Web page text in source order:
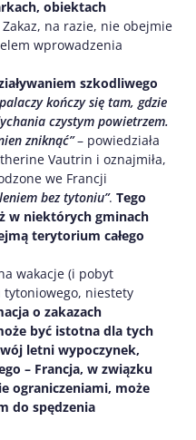
obiektach
Zakaz, na razie, nie obejmie
wprowadzenia
szkodliwego
kończy się tam, gdzie
czystym powietrzem.
zniknąć”– powiedziała
Vautrin i oznajmiła,
we Francji
bez tytoniu”. Tego
w niektórych gminach
terytorium całego
wakacje (i pobyt
tytoniowego, niestety
o zakazach
być istotna dla tych
letni wypoczynek,
– Francja, w związku
ograniczeniami, może
do spędzenia